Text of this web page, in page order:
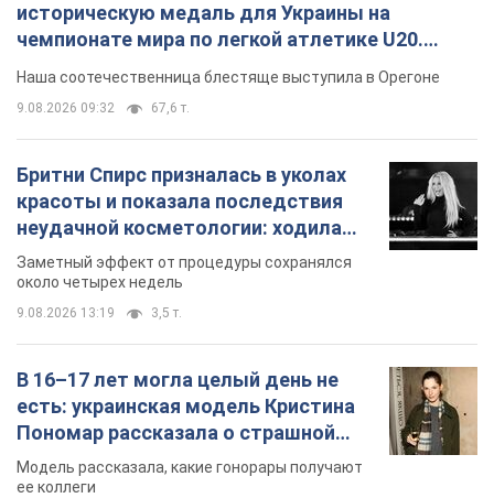
историческую медаль для Украины на
чемпионате мира по легкой атлетике U20.
Видео
Наша соотечественница блестяще выступила в Орегоне
9.08.2026 09:32 67,6 т.
Бритни Спирс призналась в уколах
красоты и показала последствия
неудачной косметологии: ходила
так почти месяц
Заметный эффект от процедуры сохранялся
около четырех недель
9.08.2026 13:19 3,5 т.
В 16–17 лет могла целый день не
есть: украинская модель Кристина
Пономар рассказала о страшной
стороне модельной карьеры
Модель рассказала, какие гонорары получают
ее коллеги